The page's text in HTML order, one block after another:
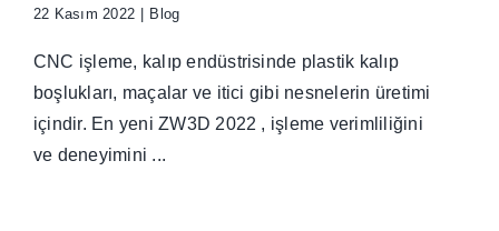
22 Kasım 2022 Blog
CNC işleme, kalıp endüstrisinde plastik kalıp
boşlukları, maçalar ve itici gibi nesnelerin üretimi
içindir. En yeni ZW3D 2022 , işleme verimliliğini
ve deneyimini ...